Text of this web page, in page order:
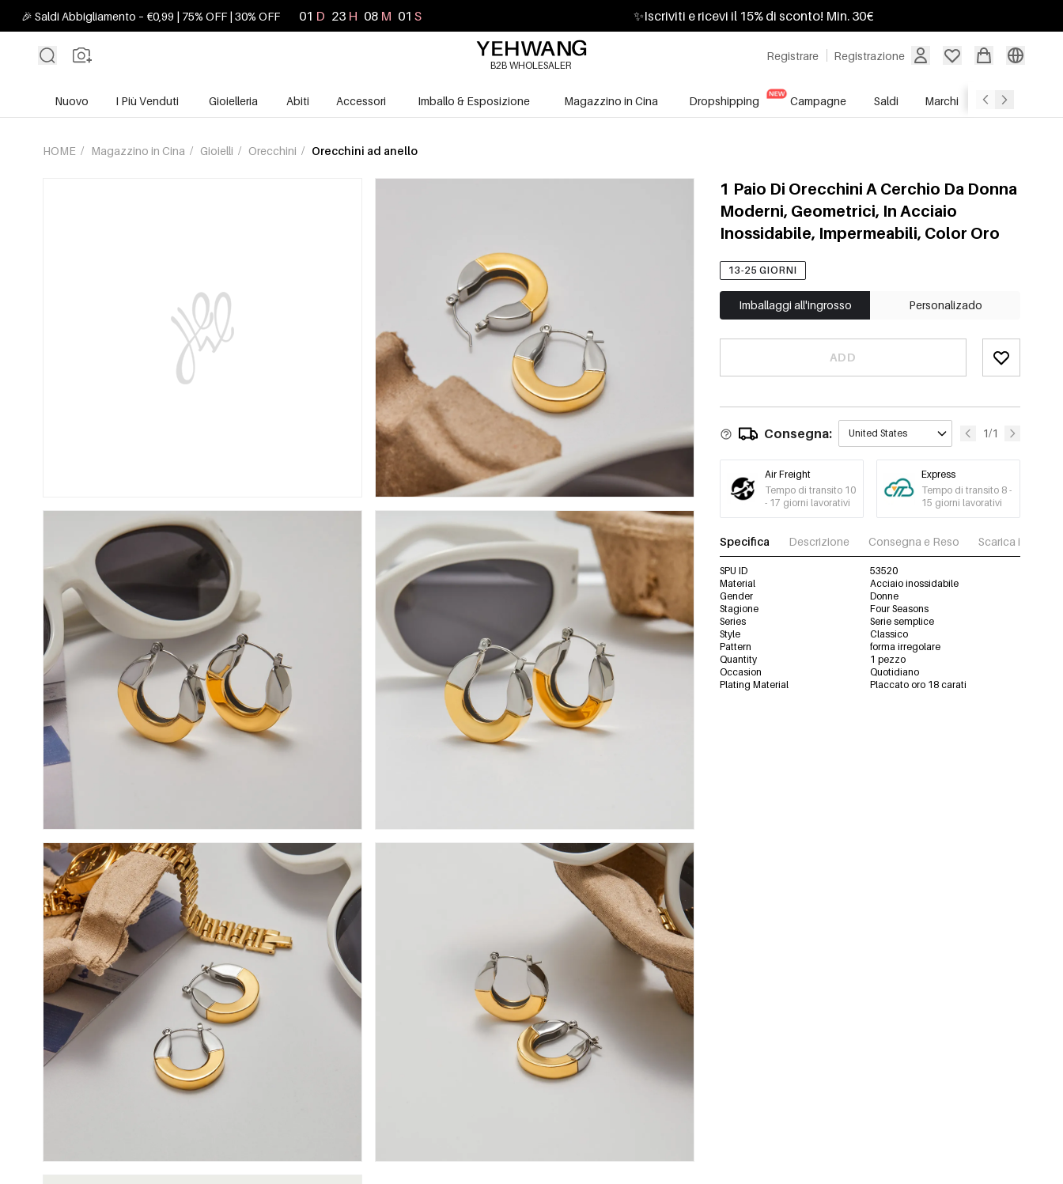
🎉 Saldi Abbigliamento – €0,99 | 75% OFF | 30% OFF 01 D 23 H 08 M 00 S ✨Iscriviti e ricevi il 15% di sconto! Min. 30€
Registrare Registrazione
B2B WHOLESALER
Nuovo I Più Venduti Gioielleria Abiti Accessori Imballo & Esposizione Magazzino in Cina Dropshipping Campagne Saldi Marchi Servizio
HOME / Magazzino in Cina / Gioielli / Orecchini / Orecchini ad anello
1 Paio Di Orecchini A Cerchio Da Donna
Moderni, Geometrici, In Acciaio
Inossidabile, Impermeabili, Color Oro
13-25 GIORNI
Imballaggi all'ingrosso Personalizado
ADD
Consegna: United States 1/1
Air Freight
Tempo di transito 10
- 17 giorni lavorativi
Express
Tempo di transito 8 -
15 giorni lavorativi
Specifica Descrizione Consegna e Reso Scarica immagini
SPU ID
53520
Material
Acciaio inossidabile
Gender
Donne
Stagione
Four Seasons
Series
Serie semplice
Style
Classico
Pattern
forma irregolare
Quantity
1 pezzo
Occasion
Quotidiano
Plating Material
Placcato oro 18 carati